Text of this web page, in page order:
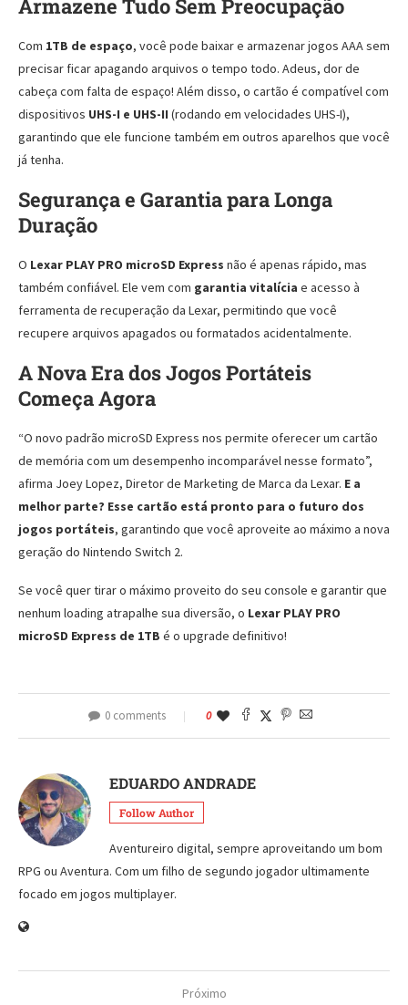
Armazene Tudo Sem Preocupação
Com 1TB de espaço, você pode baixar e armazenar jogos AAA sem
precisar ficar apagando arquivos o tempo todo. Adeus, dor de
cabeça com falta de espaço! Além disso, o cartão é compatível com
dispositivos UHS-I e UHS-II (rodando em velocidades UHS-I),
garantindo que ele funcione também em outros aparelhos que você
já tenha.
Segurança e Garantia para Longa
Duração
O Lexar PLAY PRO microSD Express não é apenas rápido, mas
também confiável. Ele vem com garantia vitalícia e acesso à
ferramenta de recuperação da Lexar, permitindo que você
recupere arquivos apagados ou formatados acidentalmente.
A Nova Era dos Jogos Portáteis
Começa Agora
“O novo padrão microSD Express nos permite oferecer um cartão
de memória com um desempenho incomparável nesse formato”,
afirma Joey Lopez, Diretor de Marketing de Marca da Lexar. E a
melhor parte? Esse cartão está pronto para o futuro dos
jogos portáteis, garantindo que você aproveite ao máximo a nova
geração do Nintendo Switch 2.
Se você quer tirar o máximo proveito do seu console e garantir que
nenhum loading atrapalhe sua diversão, o Lexar PLAY PRO
microSD Express de 1TB é o upgrade definitivo!
0 comments 0
EDUARDO ANDRADE
Follow Author
Aventureiro digital, sempre aproveitando um bom
RPG ou Aventura. Com um filho de segundo jogador ultimamente
focado em jogos multiplayer.
Próximo